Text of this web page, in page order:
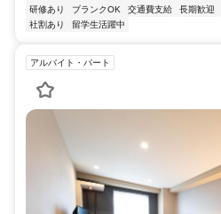
研修あり
ブランクOK 交通費支給 長期歓迎
社割あり
留学生活躍中
アルバイト・パート